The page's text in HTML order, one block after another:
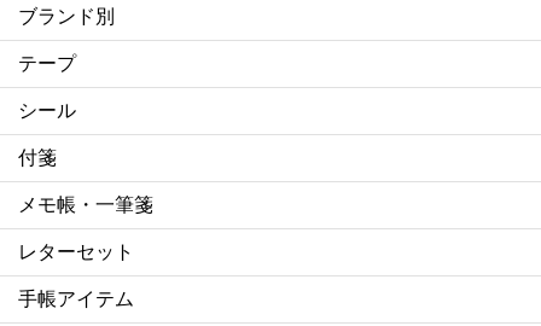
ブランド別
テープ
シール
付箋
メモ帳・一筆箋
レターセット
手帳アイテム